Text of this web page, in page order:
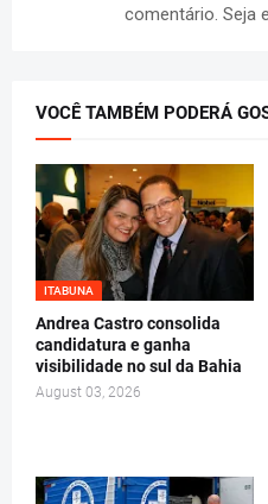
comentário. Seja
VOCÊ TAMBÉM PODERÁ
ITABUNA
Andrea Castro consolida
candidatura e ganha
visibilidade no sul da Bahia
August 03, 2026